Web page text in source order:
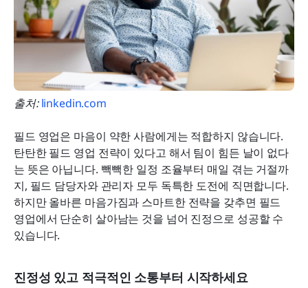
출처: linkedin.com
필드 영업은 마음이 약한 사람에게는 적합하지 않습니다.
탄탄한 필드 영업 전략이 있다고 해서 팀이 힘든 날이 없다
는 뜻은 아닙니다. 빽빽한 일정 조율부터 매일 겪는 거절까
지, 필드 담당자와 관리자 모두 독특한 도전에 직면합니다.
하지만 올바른 마음가짐과 스마트한 전략을 갖추면 필드
영업에서 단순히 살아남는 것을 넘어 진정으로 성공할 수
있습니다.
진정성 있고 적극적인 소통부터 시작하세요